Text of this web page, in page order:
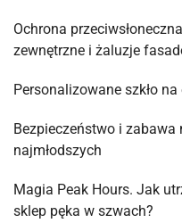
Ochrona
zewnętrzne i żaluzje
Personalizowane szkło
Bezpieczeństwo i
najmłodszych
Magia Peak Hours. Jak
sklep pęka w szwach?